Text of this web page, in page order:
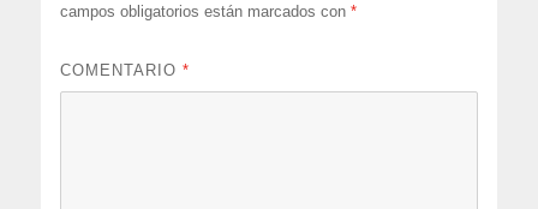
campos obligatorios están marcados con*
COMENTARIO*